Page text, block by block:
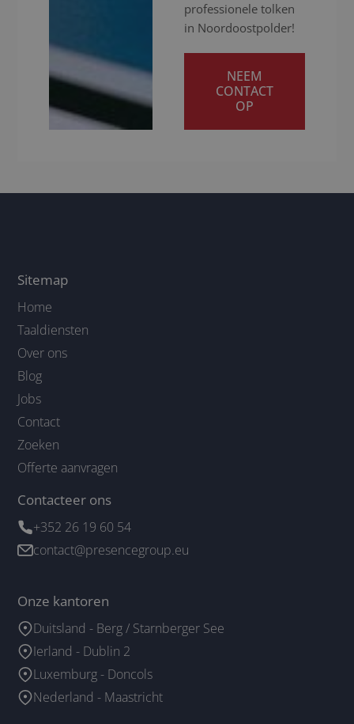
professionele tolken
in Noordoostpolder!
NEEM
CONTACT
OP
Sitemap
Home
Taaldiensten
Over ons
Blog
Jobs
Contact
Zoeken
Offerte aanvragen
Contacteer ons
+352 26 19 60 54
contact@presencegroup.eu
Onze kantoren
Duitsland - Berg / Starnberger See
Ierland - Dublin 2
Luxemburg - Doncols
Nederland - Maastricht